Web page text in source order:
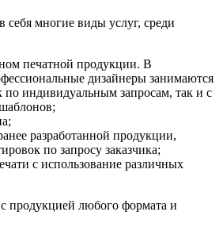
себя многие виды услуг, среди
печатной продукции. В
дизайнеры занимаются
индивидуальным запросам, так и с
разработанной продукции,
по запросу заказчика;
с использование различных
продукцией любого формата и